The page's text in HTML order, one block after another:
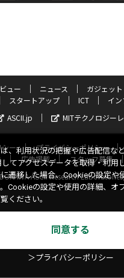
ュー ニュース ガジェット
スタートアップ ICT
イ
ASCII.jp
MITテクノロジー
ー プライバシーポリシー
広告掲載 スタッフ募集
ASCII Research
、利用状況の把握や広告配信な
てアクセスデータを取得・利用
遷移した場合、Cookieの設定や
Cookieの設定や使用の詳細、オ
ください。
同意する
＞プライバシーポリシー